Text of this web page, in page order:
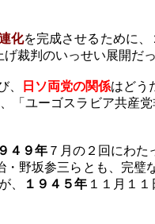
化を完成させるために、
裁判のいっせい展開だっ
、 日ソ両党の関係はどう
「ユーゴスラビア共産
４９年 ７月の２回にわた
・野坂参三らとも、完璧
、 １９４５年 １１月１１